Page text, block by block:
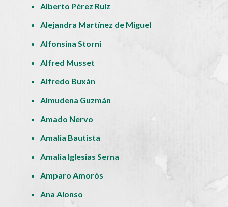
Alberto Pérez Ruiz
Alejandra Martínez de Miguel
Alfonsina Storni
Alfred Musset
Alfredo Buxán
Almudena Guzmán
Amado Nervo
Amalia Bautista
Amalia Iglesias Serna
Amparo Amorós
Ana Alonso